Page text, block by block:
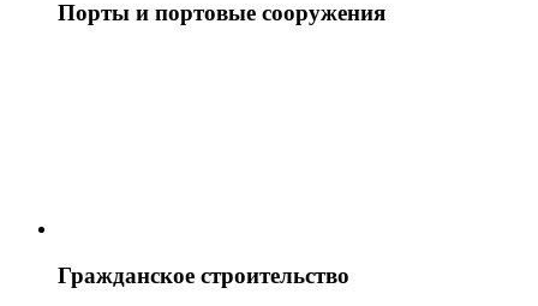
Порты и портовые сооружения
Гражданское строительство